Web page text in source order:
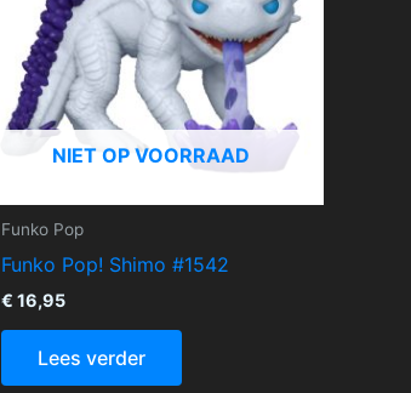
NIET OP VOORRAAD
Funko Pop
Funko Pop! Shimo #1542
€ 16,95
Lees verder